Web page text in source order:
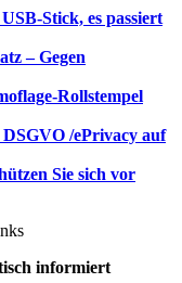
Stick, es passiert
– Gegen
Rollstempel
/ePrivacy auf
Sie sich vor
informiert